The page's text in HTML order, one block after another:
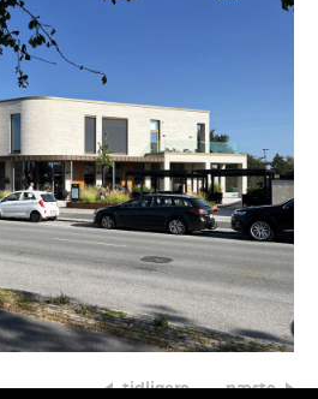
tidligere næste